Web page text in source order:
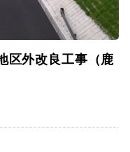
区外改良工事（鹿